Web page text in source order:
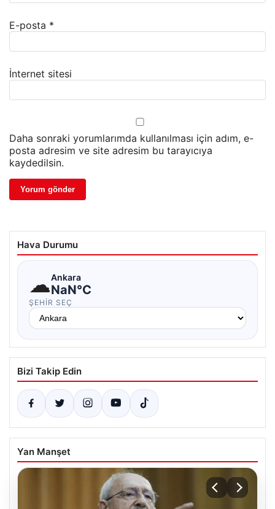
E-posta *
İnternet sitesi
Daha sonraki yorumlarımda kullanılması için adım, e-
posta adresim ve site adresim bu tarayıcıya
kaydedilsin.
Hava Durumu
☁Ankara
NaN°C
ŞEHIR SEÇ
Bizi Takip Edin
Yan Manşet